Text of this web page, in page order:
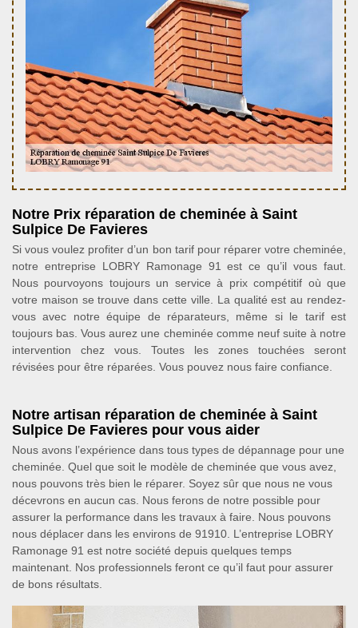
Notre Prix réparation de cheminée à Saint
Sulpice De Favieres
Si vous voulez profiter d’un bon tarif pour réparer votre cheminée,
notre entreprise LOBRY Ramonage 91 est ce qu’il vous faut.
Nous pourvoyons toujours un service à prix compétitif où que
votre maison se trouve dans cette ville. La qualité est au rendez-
vous avec notre équipe de réparateurs, même si le tarif est
toujours bas. Vous aurez une cheminée comme neuf suite à notre
intervention chez vous. Toutes les zones touchées seront
révisées pour être réparées. Vous pouvez nous faire confiance.
Notre artisan réparation de cheminée à Saint
Sulpice De Favieres pour vous aider
Nous avons l’expérience dans tous types de dépannage pour une
cheminée. Quel que soit le modèle de cheminée que vous avez,
nous pouvons très bien le réparer. Soyez sûr que nous ne vous
décevrons en aucun cas. Nous ferons de notre possible pour
assurer la performance dans les travaux à faire. Nous pouvons
nous déplacer dans les environs de 91910. L’entreprise LOBRY
Ramonage 91 est notre société depuis quelques temps
maintenant. Nos professionnels feront ce qu’il faut pour assurer
de bons résultats.